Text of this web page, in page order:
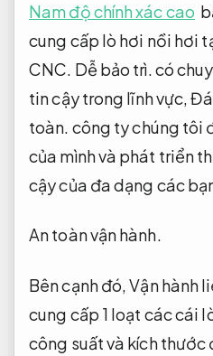
Nam độ chính xác cao
cung cấp lò hơi nồi hơi
CNC. Dễ bảo trì.có
tin cậy trong lĩnh vực,
toàn. công ty chúng tôi
của mình và phát triển
cậy của đa dạng các
An toàn vận hành.
Bên cạnh đó,Vận hành
cung cấp 1 loạt các cái
công suất và kích thước